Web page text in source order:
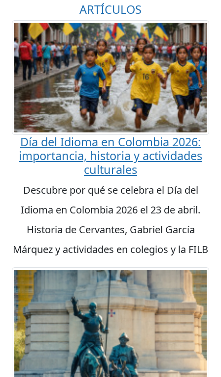
ARTÍCULOS
Día del Idioma en Colombia 2026:
importancia, historia y actividades
culturales
Descubre por qué se celebra el Día del
Idioma en Colombia 2026 el 23 de abril.
Historia de Cervantes, Gabriel García
Márquez y actividades en colegios y la FILB